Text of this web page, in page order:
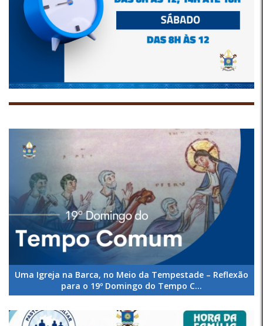
Uma Igreja na Barca, no Meio da Tempestade – Reflexão
para o 19º Domingo do Tempo C...